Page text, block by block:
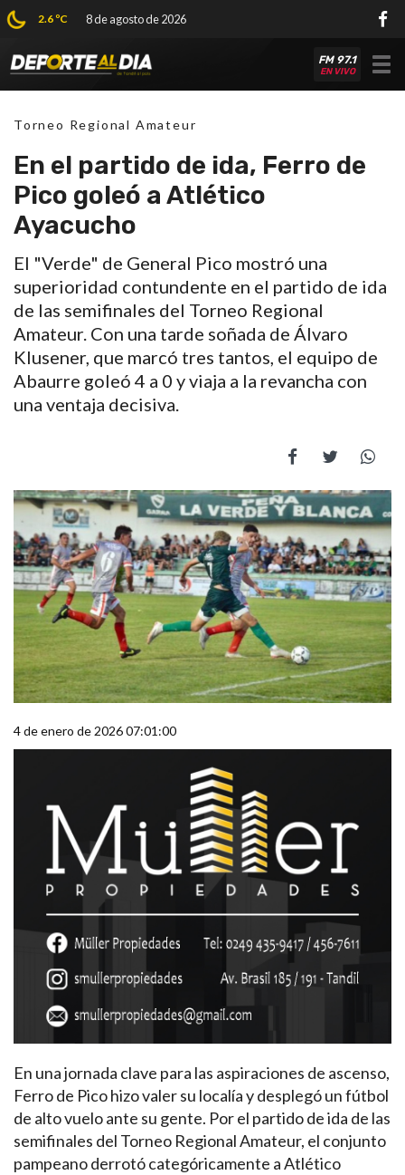
2.6 ºC 8 de agosto de 2026
FM 97.1
EN VIVO
Torneo Regional Amateur
En el partido de ida, Ferro de
Pico goleó a Atlético
Ayacucho
El "Verde" de General Pico mostró una
superioridad contundente en el partido de ida
de las semifinales del Torneo Regional
Amateur. Con una tarde soñada de Álvaro
Klusener, que marcó tres tantos, el equipo de
Abaurre goleó 4 a 0 y viaja a la revancha con
una ventaja decisiva.
4 de enero de 2026 07:01:00
En una jornada clave para las aspiraciones de ascenso,
Ferro de Pico hizo valer su localía y desplegó un fútbol
de alto vuelo ante su gente. Por el partido de ida de las
semifinales del Torneo Regional Amateur, el conjunto
pampeano derrotó categóricamente a Atlético